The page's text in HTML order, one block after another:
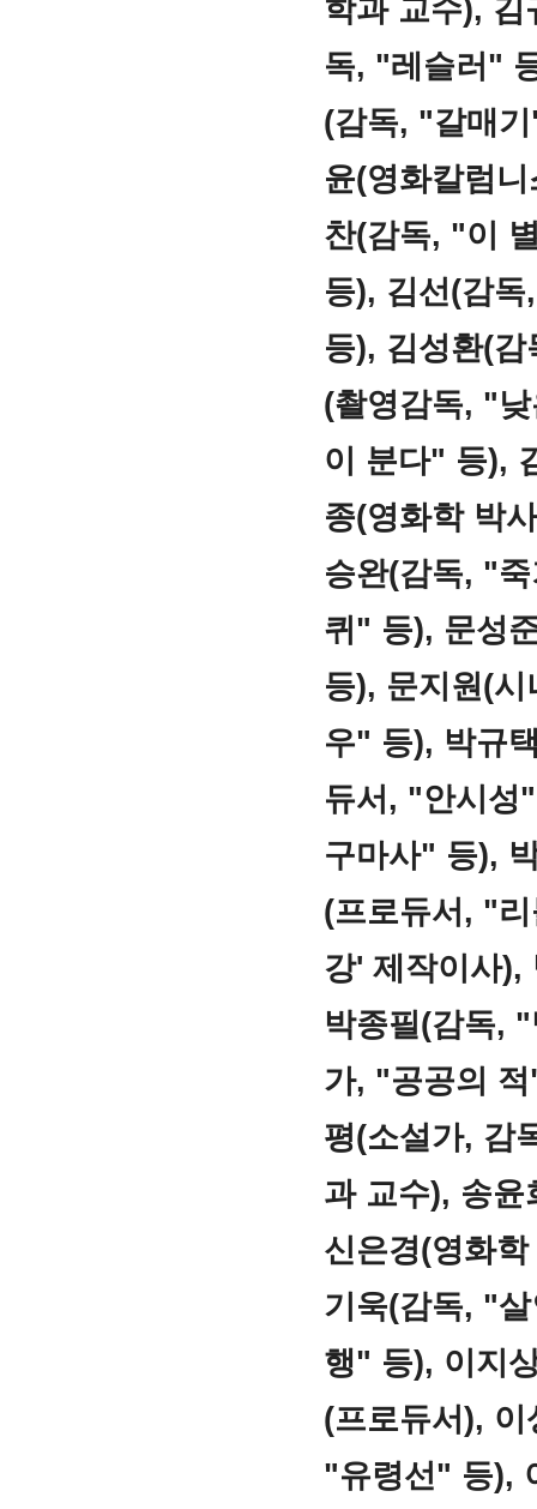
학과 교수),
독, "레슬러"
(감독, "갈매
윤(영화칼럼
찬(감독, "이
등), 김선(감
등), 김성환(
(촬영감독, "
이 분다" 등),
종(영화학 박
승완(감독, "
퀴" 등), 문성
등), 문지원(
우" 등), 박규
듀서, "안시성
구마사" 등),
(프로듀서, "
강' 제작이사),
박종필(감독,
가, "공공의
평(소설가, 감
과 교수), 송
신은경(영화
기욱(감독, "
행" 등), 이지
(프로듀서),
"유령선" 등),